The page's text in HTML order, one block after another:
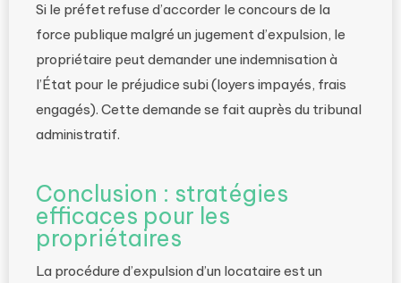
Si le préfet refuse d’accorder le concours de la
force publique malgré un jugement d’expulsion, le
propriétaire peut demander une indemnisation à
l’État pour le préjudice subi (loyers impayés, frais
engagés). Cette demande se fait auprès du tribunal
administratif.
Conclusion : stratégies
efficaces pour les
propriétaires
La procédure d’expulsion d’un locataire est un